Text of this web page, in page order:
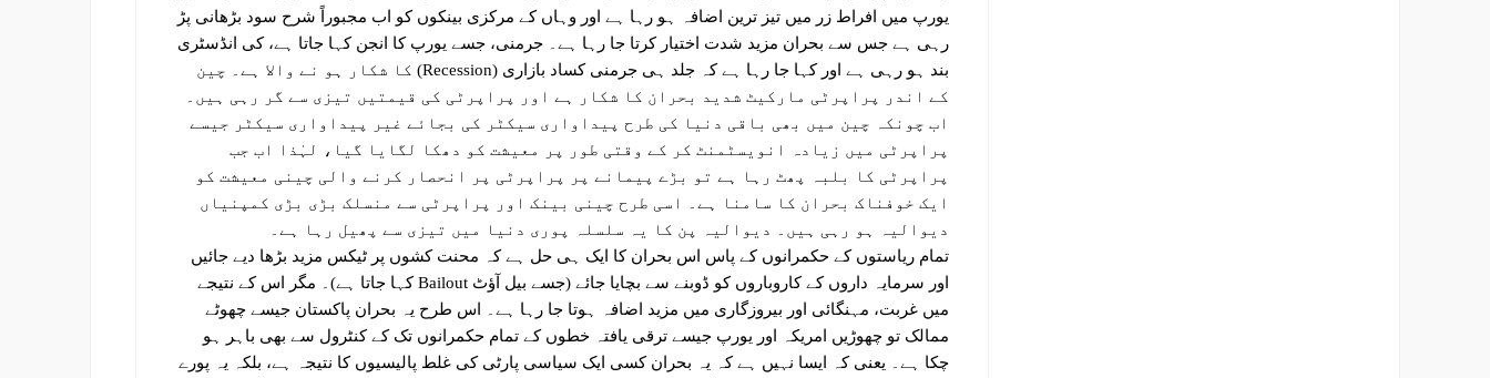
یورپ میں افراط زر میں تیز ترین اضافہ ہو رہا ہے اور وہاں کے مرکزی بینکوں کو اب مجبوراً شرح سود بڑھانی پڑ
رہی ہے جس سے بحران مزید شدت اختیار کرتا جا رہا ہے۔ جرمنی، جسے یورپ کا انجن کہا جاتا ہے، کی انڈسٹری
بند ہو رہی ہے اور کہا جا رہا ہے کہ جلد ہی جرمنی کساد بازاری (Recession) کا شکار ہو نے والا ہے۔ چین
کے اندر پراپرٹی مارکیٹ شدید بحران کا شکار ہے اور پراپرٹی کی قیمتیں تیزی سے گر رہی ہیں۔
اب چونکہ چین میں بھی باقی دنیا کی طرح پیداواری سیکٹر کی بجائے غیر پیداواری سیکٹر جیسے
پراپرٹی میں زیادہ انویسٹمنٹ کر کے وقتی طور پر معیشت کو دھکا لگایا گیا، لہٰذا اب جب
پراپرٹی کا بلبہ پھٹ رہا ہے تو بڑے پیمانے پر پراپرٹی پر انحصار کرنے والی چینی معیشت کو
ایک خوفناک بحران کا سامنا ہے۔ اسی طرح چینی بینک اور پراپرٹی سے منسلک بڑی بڑی کمپنیاں
دیوالیہ ہو رہی ہیں۔ دیوالیہ پن کا یہ سلسلہ پوری دنیا میں تیزی سے پھیل رہا ہے۔
تمام ریاستوں کے حکمرانوں کے پاس اس بحران کا ایک ہی حل ہے کہ محنت کشوں پر ٹیکس مزید بڑھا دیے جائیں
اور سرمایہ داروں کے کاروباروں کو ڈوبنے سے بچایا جائے (جسے بیل آؤٹ Bailout کہا جاتا ہے)۔ مگر اس کے نتیجے
میں غربت، مہنگائی اور بیروزگاری میں مزید اضافہ ہوتا جا رہا ہے۔ اس طرح یہ بحران پاکستان جیسے چھوٹے
ممالک تو چھوڑیں امریکہ اور یورپ جیسے ترقی یافتہ خطوں کے تمام حکمرانوں تک کے کنٹرول سے بھی باہر ہو
چکا ہے۔ یعنی کہ ایسا نہیں ہے کہ یہ بحران کسی ایک سیاسی پارٹی کی غلط پالیسیوں کا نتیجہ ہے، بلکہ یہ پورے